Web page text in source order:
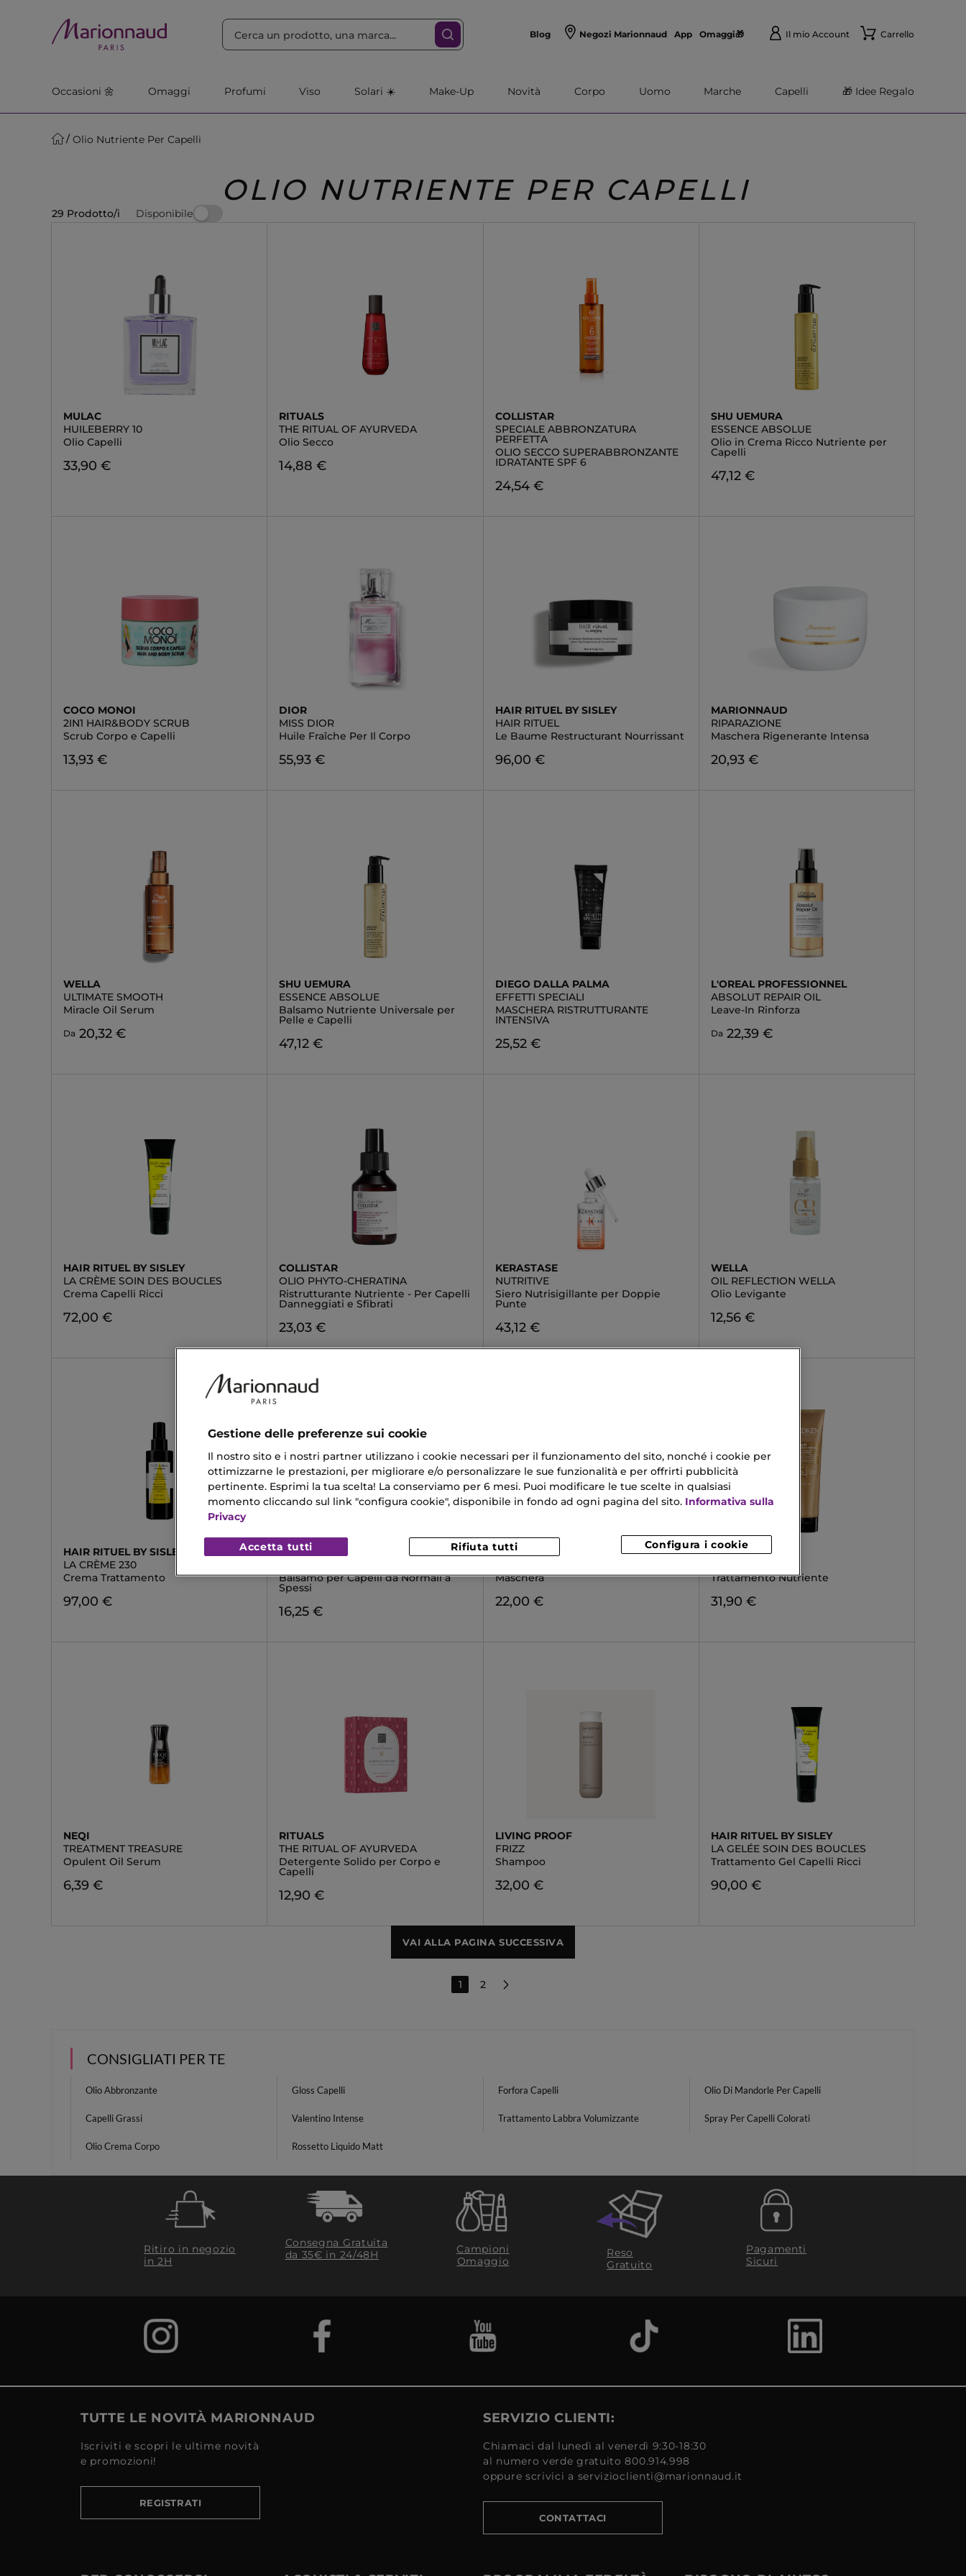
Blog Negozi Marionnaud App Omaggi🎁 Il mio Account Carrello
Occasioni 🌼 Omaggi Profumi Viso Solari ☀️ Make-Up Novità Corpo Uomo Marche Capelli 🎁 Idee Regalo
Olio Nutriente Per Capelli
OLIO NUTRIENTE PER CAPELLI
29 Prodotto/i Disponibile
MULAC
HUILEBERRY 10
Olio Capelli
33,90 €
RITUALS
THE RITUAL OF AYURVEDA
Olio Secco
14,88 €
COLLISTAR
SPECIALE ABBRONZATURA
PERFETTA
OLIO SECCO SUPERABBRONZANTE
IDRATANTE SPF 6
24,54 €
SHU UEMURA
ESSENCE ABSOLUE
Olio in Crema Ricco Nutriente per
Capelli
47,12 €
COCO MONOI
2IN1 HAIR&BODY SCRUB
Scrub Corpo e Capelli
13,93 €
DIOR
MISS DIOR
Huile Fraîche Per Il Corpo
55,93 €
HAIR RITUEL BY SISLEY
HAIR RITUEL
Le Baume Restructurant Nourrissant
96,00 €
MARIONNAUD
RIPARAZIONE
Maschera Rigenerante Intensa
20,93 €
WELLA
ULTIMATE SMOOTH
Miracle Oil Serum
Da 20,32 €
SHU UEMURA
ESSENCE ABSOLUE
Balsamo Nutriente Universale per
Pelle e Capelli
47,12 €
DIEGO DALLA PALMA
EFFETTI SPECIALI
MASCHERA RISTRUTTURANTE
INTENSIVA
25,52 €
L'OREAL PROFESSIONNEL
ABSOLUT REPAIR OIL
Leave-In Rinforza
Da 22,39 €
HAIR RITUEL BY SISLEY
LA CRÈME SOIN DES BOUCLES
Crema Capelli Ricci
72,00 €
COLLISTAR
OLIO PHYTO-CHERATINA
Ristrutturante Nutriente - Per Capelli
Danneggiati e Sfibrati
23,03 €
KERASTASE
NUTRITIVE
Siero Nutrisigillante per Doppie
Punte
43,12 €
WELLA
OIL REFLECTION WELLA
Olio Levigante
12,56 €
HAIR RITUEL BY SISLEY
LA CRÈME 230
Crema Trattamento
97,00 €
COLOR WOW
Balsamo per Capelli da Normali a
Spessi
16,25 €
WELLA
Maschera
22,00 €
REDKEN
Trattamento Nutriente
31,90 €
NEQI
TREATMENT TREASURE
Opulent Oil Serum
6,39 €
RITUALS
THE RITUAL OF AYURVEDA
Detergente Solido per Corpo e
Capelli
12,90 €
LIVING PROOF
FRIZZ
Shampoo
32,00 €
HAIR RITUEL BY SISLEY
LA GELÉE SOIN DES BOUCLES
Trattamento Gel Capelli Ricci
90,00 €
VAI ALLA PAGINA SUCCESSIVA
1 2
CONSIGLIATI PER TE
Olio Abbronzante Gloss Capelli Forfora Capelli Olio Di Mandorle Per Capelli
Capelli Grassi Valentino Intense Trattamento Labbra Volumizzante Spray Per Capelli Colorati
Olio Crema Corpo Rossetto Liquido Matt
Ritiro in negozio
in 2H
Consegna Gratuita
da 35€​ in 24/48H
Campioni
Omaggio
Reso
Gratuito
Pagamenti
Sicuri
TUTTE LE NOVITÀ MARIONNAUD
Iscriviti e scopri le ultime novità
e promozioni!
REGISTRATI
SERVIZIO CLIENTI:
Chiamaci dal lunedì al venerdì 9:30-18:30
al numero verde gratuito 800.914.998
oppure scrivici a servizioclienti@marionnaud.it
CONTATTACI
Gestione delle preferenze sui cookie
Il nostro sito e i nostri partner utilizzano i cookie necessari per il funzionamento del sito, nonché i cookie per
ottimizzarne le prestazioni, per migliorare e/o personalizzare le sue funzionalità e per offrirti pubblicità
pertinente. Esprimi la tua scelta! La conserviamo per 6 mesi. Puoi modificare le tue scelte in qualsiasi
momento cliccando sul link "configura cookie", disponibile in fondo ad ogni pagina del sito. Informativa sulla
Privacy
Configura i cookie
Rifiuta tutti
Accetta tutti